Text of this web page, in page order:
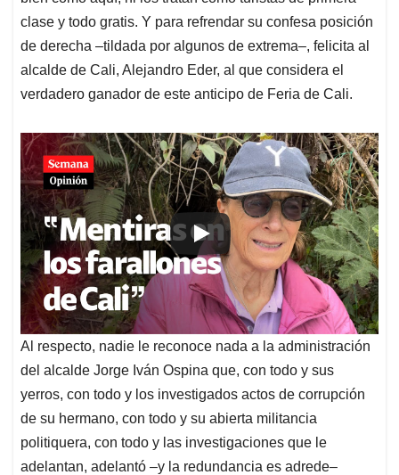
clase y todo gratis. Y para refrendar su confesa posición
de derecha –tildada por algunos de extrema–, felicita al
alcalde de Cali, Alejandro Eder, al que considera el
verdadero ganador de este anticipo de Feria de Cali.
Al respecto, nadie le reconoce nada a la administración
del alcalde Jorge Iván Ospina que, con todo y sus
yerros, con todo y los investigados actos de corrupción
de su hermano, con todo y su abierta militancia
politiquera, con todo y las investigaciones que le
adelantan, adelantó –y la redundancia es adrede–